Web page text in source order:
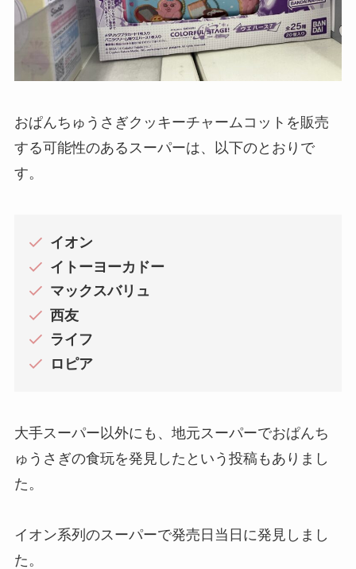
おぱんちゅうさぎクッキーチャームコットを販売
する可能性のあるスーパーは、以下のとおりで
す。
イオン
イトーヨーカドー
マックスバリュ
西友
ライフ
ロピア
大手スーパー以外にも、地元スーパーでおぱんち
ゅうさぎの食玩を発見したという投稿もありまし
た。
イオン系列のスーパーで発売日当日に発見しまし
た。